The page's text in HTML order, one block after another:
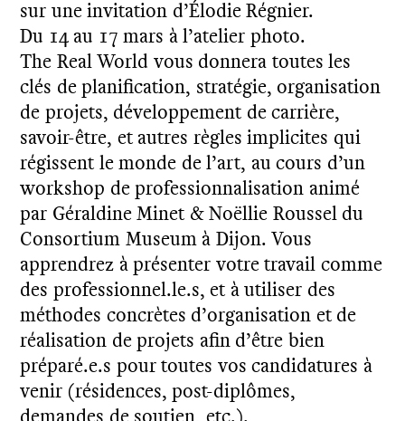
sur une invitation d’Élodie Régnier.
Du 14 au 17 mars à l’atelier photo.
The Real World vous donnera toutes les
clés de planification, stratégie, organisation
de projets, développement de carrière,
savoir-être, et autres règles implicites qui
régissent le monde de l’art, au cours d’un
workshop de professionnalisation animé
par Géraldine Minet & Noëllie Roussel du
Consortium Museum à Dijon. Vous
apprendrez à présenter votre travail comme
des professionnel.le.s, et à utiliser des
méthodes concrètes d’organisation et de
réalisation de projets afin d’être bien
préparé.e.s pour toutes vos candidatures à
venir (résidences, post-diplômes,
demandes de soutien, etc.).